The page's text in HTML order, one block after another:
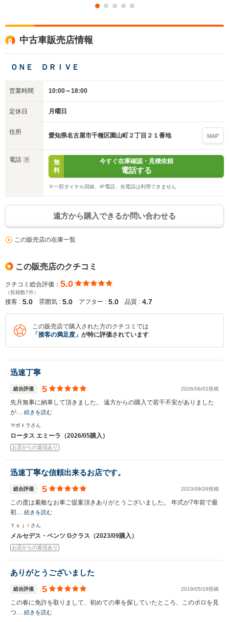
中古車販売店情報
ＯＮＥ ＤＲＩＶＥ
営業時間 10:00～18:00
定休日 月曜日
住所 愛知県名古屋市千種区園山町２丁目２１番地 MAP
電話
無
料
今すぐ在庫確認・見積依頼
電話する
※一部ダイヤル回線、IP電話、光電話は利用できません
遠方から購入できるか問い合わせる
この販売店の在庫一覧
この販売店のクチコミ
クチコミ総合評価： 5.0
（投稿数7件）
接客 : 5.0 雰囲気 : 5.0 アフター : 5.0 品質 : 4.7
この販売店で購入された方のクチコミでは
「 接客の満足度 」が特に評価されています
迅速丁寧
総合評価 5 2026/06/01投稿
先月無事に納車して頂きました。 遠方からの購入で若干不安がありました
が… 続きを読む
マボトラさん
ロータス エミーラ（2026/05購入）
お店からの返信あり
迅速丁寧な信頼出来るお店です。
総合評価 5 2023/09/26投稿
この度は素敵なお車ご提案頂きありがとうございました。 年式が7年前で最
初… 続きを読む
Ｙｕｊｉさん
メルセデス・ベンツ Gクラス（2023/09購入）
お店からの返信あり
ありがとうございました
総合評価 5 2019/05/16投稿
この春に免許を取りまして、初めての車を探していたところ、このポロを見
つ… 続きを読む
入力途中の情報を保存しますか？
※次回問い合わせをする際に自動入力されます
※保存された情報は